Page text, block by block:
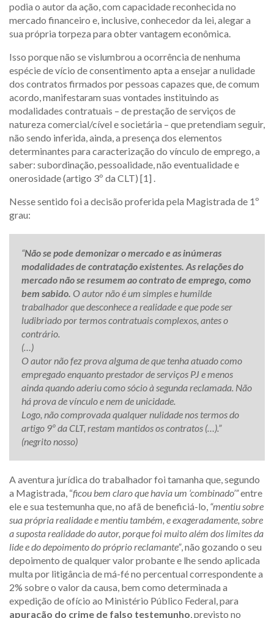
podia o autor da ação, com capacidade reconhecida no
mercado financeiro e, inclusive, conhecedor da lei, alegar a
sua própria torpeza para obter vantagem econômica.
Isso porque não se vislumbrou a ocorrência de nenhuma
espécie de vício de consentimento apta a ensejar a nulidade
dos contratos firmados por pessoas capazes que, de comum
acordo, manifestaram suas vontades instituindo as
modalidades contratuais – de prestação de serviços de
natureza comercial/cível e societária – que pretendiam seguir,
não sendo inferida, ainda, a presença dos elementos
determinantes para caracterização do vínculo de emprego, a
saber: subordinação, pessoalidade, não eventualidade e
onerosidade (artigo 3º da CLT) [1] .
Nesse sentido foi a decisão proferida pela Magistrada de 1º
grau:
“Não se pode demonizar o mercado e as inúmeras
modalidades de contratação existentes. As relações do
mercado não se resumem ao contrato de emprego, como
bem sabido. O autor não é um simples e humilde
trabalhador que desconhece a realidade e que pode ser
ludibriado por termos contratuais complexos, antes o
contrário.
(…)
O autor não fez prova alguma de que tenha atuado como
empregado enquanto prestador de serviços PJ e menos
ainda quando aderiu como sócio à segunda reclamada. Não
há prova de vínculo e nem de unicidade.
Logo, não comprovada qualquer nulidade nos termos do
artigo 9º da CLT, restam mantidos os contratos (…).”
(negrito nosso)
A aventura jurídica do trabalhador foi tamanha que, segundo
a Magistrada, “ficou bem claro que havia um ‘combinado’”entre
ele e sua testemunha que, no afã de beneficiá-lo, “mentiu sobre
sua própria realidade e mentiu também, e exageradamente, sobre
a suposta realidade do autor, porque foi muito além dos limites da
lide e do depoimento do próprio reclamante”, não gozando o seu
depoimento de qualquer valor probante e lhe sendo aplicada
multa por litigância de má-fé no percentual correspondente a
2% sobre o valor da causa, bem como determinada a
expedição de ofício ao Ministério Público Federal, para
apuração do crime de falso testemunho, previsto no